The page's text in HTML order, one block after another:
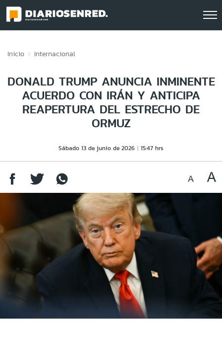
Inicio Internacional
DONALD TRUMP ANUNCIA INMINENTE
ACUERDO CON IRÁN Y ANTICIPA
REAPERTURA DEL ESTRECHO DE
ORMUZ
Sábado 13 de junio de 2026 15:47 hrs